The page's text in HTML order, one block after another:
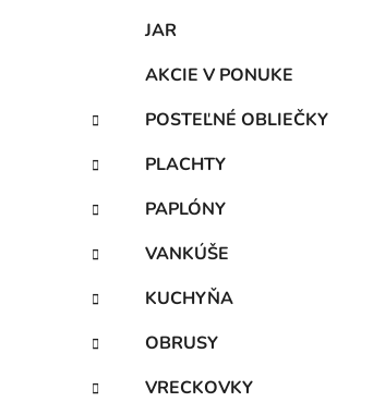
e
JAR
AKCIE V PONUKE
POSTEĽNÉ OBLIEČKY
PLACHTY
PAPLÓNY
VANKÚŠE
KUCHYŇA
OBRUSY
VRECKOVKY